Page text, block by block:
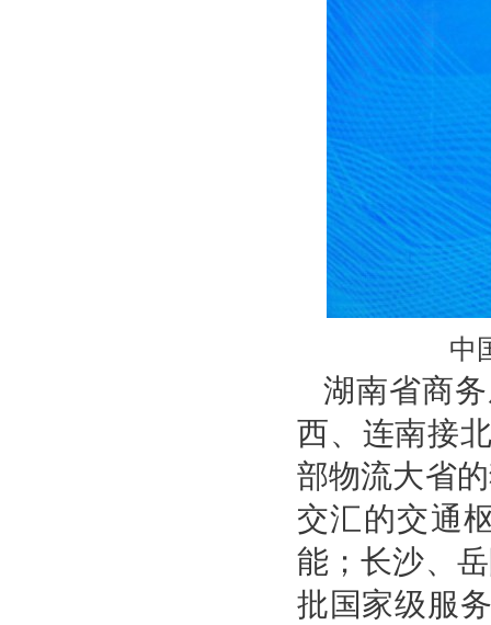
中
湖南省商
西、连南接
部物流大省
交汇的交通
能；长沙、
批国家级服